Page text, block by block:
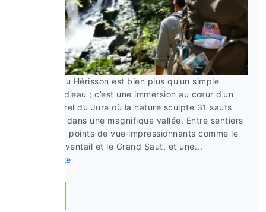
Cascade du Hérisson est bien plus qu’un simple
spectacle d’eau ; c’est une immersion au cœur d’un
joyau naturel du Jura où la nature sculpte 31 sauts
successifs dans une magnifique vallée. Entre sentiers
aménagés, points de vue impressionnants comme le
Saut de l’Éventail et le Grand Saut, et une...
Lire la suite